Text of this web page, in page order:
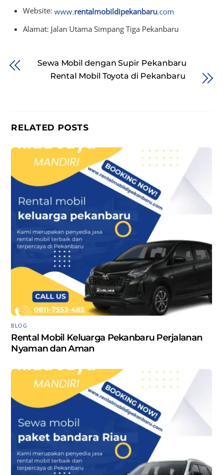
Website: www.rentalmobildipekanbaru.com
Alamat: Jalan Utama Simpang Tiga Pekanbaru
Sewa Mobil dengan Supir Pekanbaru
Rental Mobil Toyota di Pekanbaru
RELATED POSTS
BLOG
Rental Mobil Keluarga Pekanbaru Perjalanan
Nyaman dan Aman